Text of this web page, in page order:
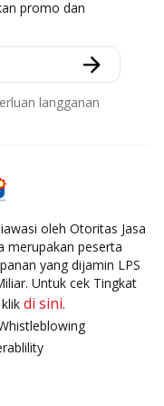
promo dan
langganan
oleh Otoritas Jasa
merupakan peserta
yang dijamin LPS
Untuk cek Tingkat
di sini.